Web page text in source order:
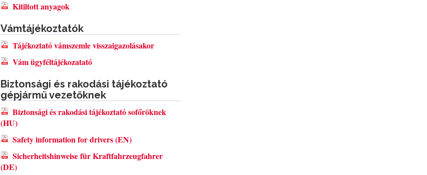
Kitiltott anyagok
Vámtájékoztatók
Tájékoztató vámszemle visszaigazolásakor
Vám ügyféltájékozatató
Biztonsági és rakodási tájékoztató
gépjármű vezetőknek
Biztonsági és rakodási tájékoztató sofőröknek
(HU)
Safety information for drivers (EN)
Sicherheitshinweise für Kraftfahrzeugfahrer
(DE)